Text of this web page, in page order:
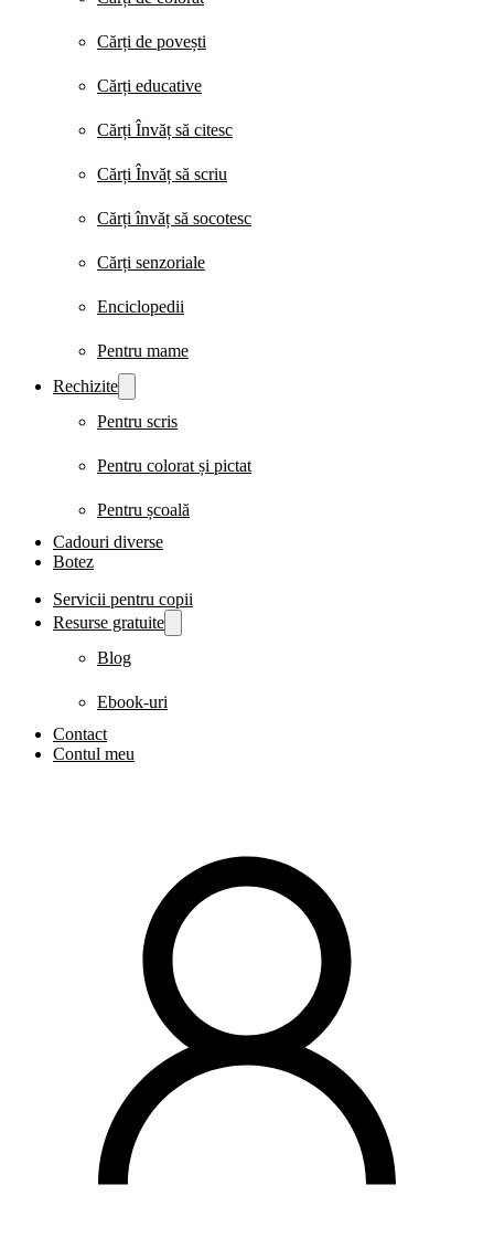
Cărți de povești
Cărți educative
Cărți Învăț să citesc
Cărți Învăț să scriu
Cărți învăț să socotesc
Cărți senzoriale
Enciclopedii
Pentru mame
Rechizite
Pentru scris
Pentru colorat și pictat
Pentru școală
Cadouri diverse
Botez
Servicii pentru copii
Resurse gratuite
Blog
Ebook-uri
Contact
Contul meu